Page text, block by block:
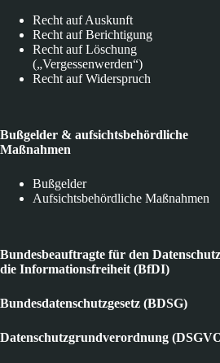
Recht auf Auskunft
Recht auf Berichtigung
Recht auf Löschung
(„Vergessenwerden“)
Recht auf Widerspruch
Bußgelder & aufsichtsbehördliche
Maßnahmen
Bußgelder
Aufsichtsbehördliche Maßnahmen
Bundesbeauftragte für den
die Informationsfreiheit (BfDI)
Bundesdatenschutzgesetz (BDSG)
Datenschutzgrundverordnung